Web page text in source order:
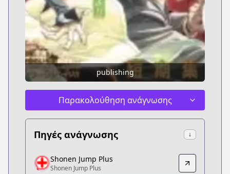
publishing
Παρακολούθηση ανάγνωσης
Πηγές ανάγνωσης ↓
Shonen Jump Plus
Shonen Jump Plus
Shonen Jump Plus
Shonen Jump Plus